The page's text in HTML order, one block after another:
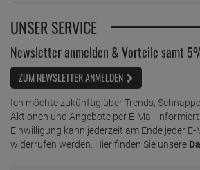
UNSER SERVICE
Newsletter anmelden & Vorteile samt
ZUM NEWSLETTER ANMELDEN
Ich möchte zukünftig über Trends,
Aktionen und Angebote per E-Mail
Einwilligung kann jederzeit am Ende jeder
widerrufen werden. Hier finden Sie unsere